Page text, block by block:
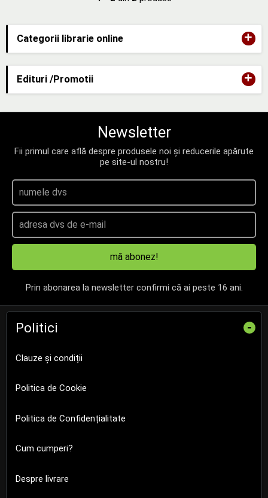
Categorii librarie online +
Edituri /Promotii +
Newsletter
Fii primul care află despre produsele noi și reducerile apărute
pe site-ul nostru!
mă abonez!
Prin abonarea la newsletter confirmi că ai peste 16 ani.
Politici -
Clauze și condiții
Politica de Cookie
Politica de Confidențialitate
Cum cumperi?
Despre livrare